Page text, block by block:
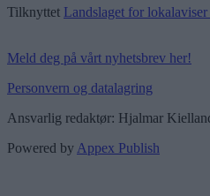
Tilknyttet Landslaget for
Meld deg på vårt nyhetsbrev her!
Personvern og datalagring
Ansvarlig redaktør: Hjalmar
Powered by Appex Publish